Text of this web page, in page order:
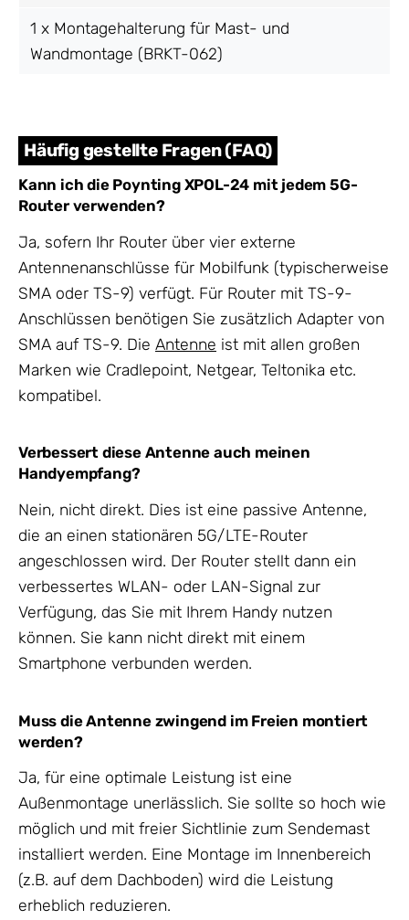
1 x Montagehalterung für Mast- und
Wandmontage (BRKT-062)
Häufig gestellte Fragen (FAQ)
Kann ich die Poynting XPOL-24 mit jedem 5G-
Router verwenden?
Ja, sofern Ihr Router über vier externe
Antennenanschlüsse für Mobilfunk (typischerweise
SMA oder TS-9) verfügt. Für Router mit TS-9-
Anschlüssen benötigen Sie zusätzlich Adapter von
SMA auf TS-9. Die Antenne ist mit allen großen
Marken wie Cradlepoint, Netgear, Teltonika etc.
kompatibel.
Verbessert diese Antenne auch meinen
Handyempfang?
Nein, nicht direkt. Dies ist eine passive Antenne,
die an einen stationären 5G/LTE-Router
angeschlossen wird. Der Router stellt dann ein
verbessertes WLAN- oder LAN-Signal zur
Verfügung, das Sie mit Ihrem Handy nutzen
können. Sie kann nicht direkt mit einem
Smartphone verbunden werden.
Muss die Antenne zwingend im Freien montiert
werden?
Ja, für eine optimale Leistung ist eine
Außenmontage unerlässlich. Sie sollte so hoch wie
möglich und mit freier Sichtlinie zum Sendemast
installiert werden. Eine Montage im Innenbereich
(z.B. auf dem Dachboden) wird die Leistung
erheblich reduzieren.